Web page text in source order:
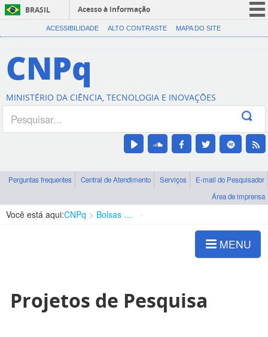
BRASIL
Acesso à informação
CORONAVÍRUS (COVID-19)
Canais
ACESSIBILIDADE ALTO CONTRASTE MAPA DO SITE
CNPq
MINISTÉRIO DA CIÊNCIA, TECNOLOGIA E INOVAÇÕES
Perguntas frequentes Central de Atendimento Serviços
E-mail do Pesquisador
Área de imprensa
Você está aqui:CNPq Bolsas e Auxílios Vigentes
MENU
Projetos de Pesquisa